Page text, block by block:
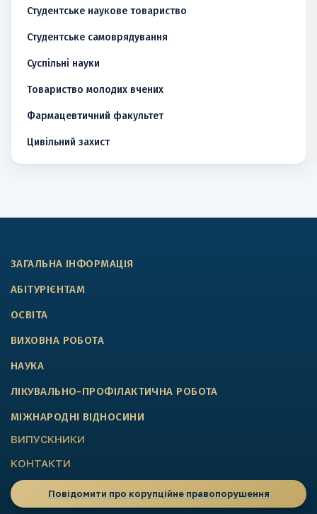
Студентське наукове товариство
Студентське самоврядування
Суспільні науки
Товариство молодих вчених
Фармацевтичний факультет
Цивільний захист
ЗАГАЛЬНА ІНФОРМАЦІЯ
АБІТУРІЄНТАМ
ОСВІТА
ВИХОВНА РОБОТА
НАУКА
ЛІКУВАЛЬНО-ПРОФІЛАКТИЧНА РОБОТА
МІЖНАРОДНІ ВІДНОСИНИ
ВИПУСКНИКИ
КОНТАКТИ
Повідомити про корупційне правопорушення